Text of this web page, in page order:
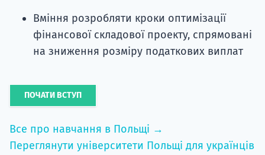
Вміння розробляти кроки оптимізації
фінансової складової проекту, спрямовані
на зниження розміру податкових виплат
ПОЧАТИ ВСТУП
Все про навчання в Польщі →
Переглянути університети Польщі для українців